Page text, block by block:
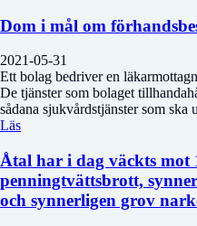
Dom i mål om
2021-05-31
Ett bolag bedriver en
De tjänster som bolaget
sådana sjukvårdstjänster som ska
Läs
Åtal har i dag väckts mot
penningtvättsbrott,
och synnerligen grov